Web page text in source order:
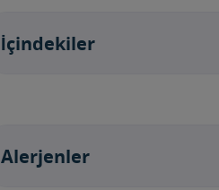
İçindekiler
Alerjenler